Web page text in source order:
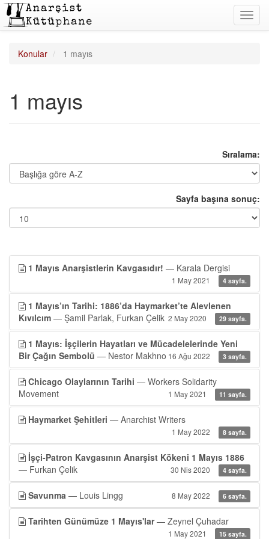
Konular 1 mayıs
1 mayıs
Sıralama:
Sayfa başına sonuç:
1 Mayıs Anarşistlerin Kavgasıdır! — Karala Dergisi
1 May 2021 4 sayfa.
1 Mayıs’ın Tarihi: 1886’da Haymarket’te Alevlenen
Kıvılcım — Şamil Parlak, Furkan Çelik 2 May 2020 29 sayfa.
1 Mayıs: İşçilerin Hayatları ve Mücadelelerinde Yeni
Bir Çağın Sembolü — Nestor Makhno 16 Ağu 2022 3 sayfa.
Chicago Olaylarının Tarihi — Workers Solidarity
Movement
1 May 2021 11 sayfa.
Haymarket Şehitleri — Anarchist Writers
1 May 2022 8 sayfa.
İşçi-Patron Kavgasının Anarşist Kökeni 1 Mayıs 1886
— Furkan Çelik
30 Nis 2020 4 sayfa.
Savunma — Louis Lingg 8 May 2022 6 sayfa.
Tarihten Günümüze 1 Mayıs'lar— Zeynel Çuhadar
1 May 2021 15 sayfa.